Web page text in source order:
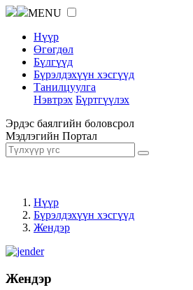
MENU
Нүүр
Өгөгдөл
Бүлгүүд
Бүрэлдэхүүн хэсгүүд
Танилцуулга
Нэвтрэх Бүртгүүлэх
Эрдэс баялгийн боловсрол
Мэдлэгийн Портал
Нүүр
Бүрэлдэхүүн хэсгүүд
Жендэр
Жендэр